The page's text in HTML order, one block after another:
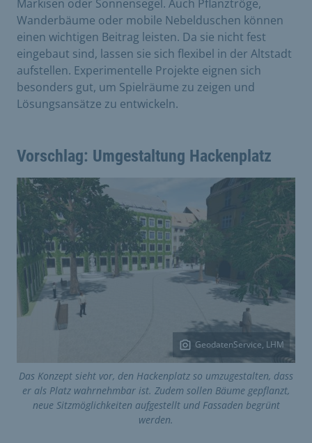
Markisen oder Sonnensegel. Auch Pflanztröge,
Wanderbäume oder mobile Nebelduschen können
einen wichtigen Beitrag leisten. Da sie nicht fest
eingebaut sind, lassen sie sich flexibel in der Altstadt
aufstellen. Experimentelle Projekte eignen sich
besonders gut, um Spielräume zu zeigen und
Lösungsansätze zu entwickeln.
Vorschlag: Umgestaltung Hackenplatz
GeodatenService, LHM
Das Konzept sieht vor, den Hackenplatz so umzugestalten, dass
er als Platz wahrnehmbar ist. Zudem sollen Bäume gepflanzt,
neue Sitzmöglichkeiten aufgestellt und Fassaden begrünt
werden.